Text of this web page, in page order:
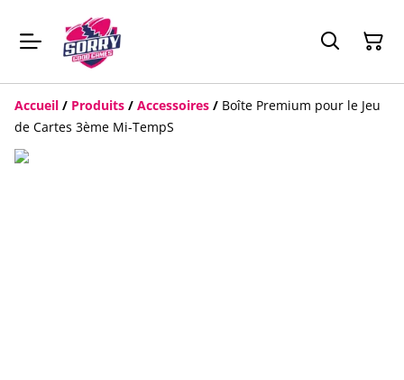
Accueil / Produits / Accessoires / Boîte Premium pour le Jeu
de Cartes 3ème Mi-TempS